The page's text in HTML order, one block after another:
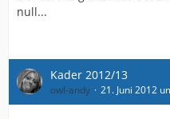
null...
Kader 2012/13
owl-andy 21. Juni 2012